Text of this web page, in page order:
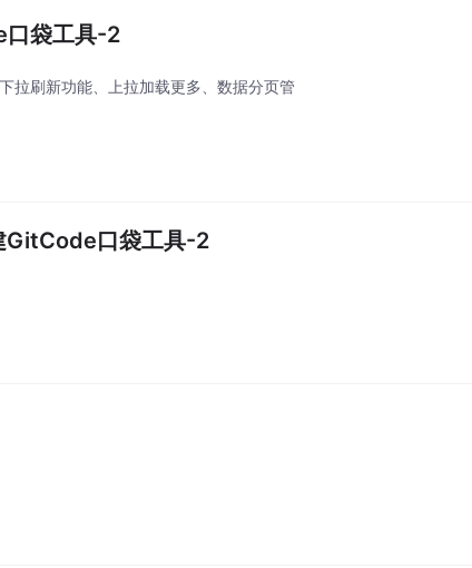
口袋工具-2
拉刷新功能、上拉加载更多、数据分页管
GitCode口袋工具-2